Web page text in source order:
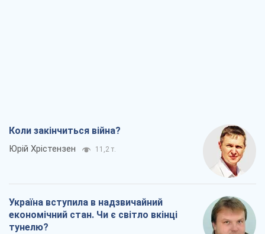
Коли закінчиться війна?
Юрій Хрістензен 11,2 т.
Україна вступила в надзвичайний
економічний стан. Чи є світло вкінці
тунелю?